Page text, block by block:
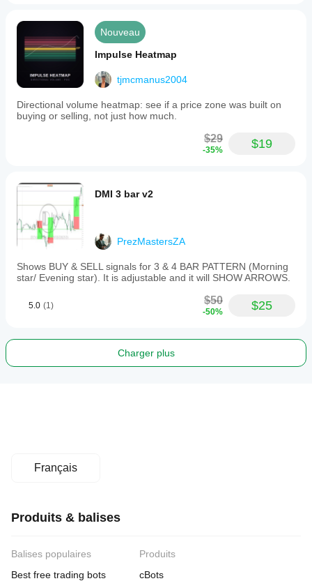
Nouveau
Impulse Heatmap
tjmcmanus2004
Directional volume heatmap: see if a price zone was built on
buying or selling, not just how much.
$29
-35% $19
DMI 3 bar v2
PrezMastersZA
Shows BUY & SELL signals for 3 & 4 BAR PATTERN (Morning
star/ Evening star). It is adjustable and it will SHOW ARROWS.
5.0 (1) $50
-50% $25
Charger plus
Français
Produits & balises
Balises populaires
Best free trading bots
Produits
cBots